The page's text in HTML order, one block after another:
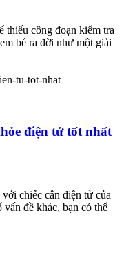
thiếu công đoạn kiểm tra
bé ra đời như một giải
điện tử tốt nhất
chiếc cân điện tử của
vấn đề khác, bạn có thể